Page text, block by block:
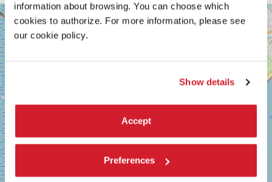
information about browsing. You can choose which
cookies to authorize. For more information, please see
our cookie policy.
Show details
Accept
Preferences
SALA
VOLPI
LUNGOMARE
MARCONI
30126
LIDO
DI
VENEZIA
TEL.
0415218711
info@labiennale.org